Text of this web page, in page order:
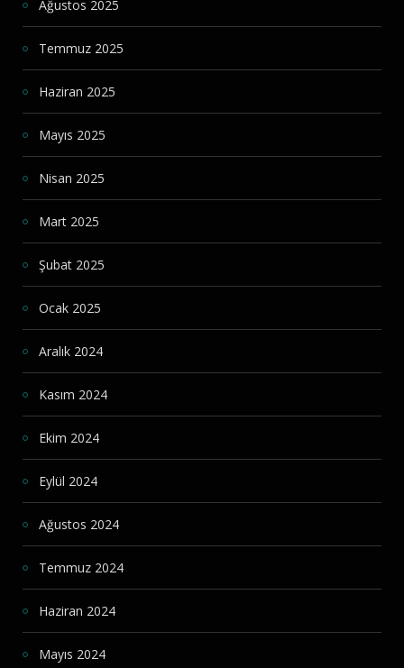
Ağustos 2025
Temmuz 2025
Haziran 2025
Mayıs 2025
Nisan 2025
Mart 2025
Şubat 2025
Ocak 2025
Aralık 2024
Kasım 2024
Ekim 2024
Eylül 2024
Ağustos 2024
Temmuz 2024
Haziran 2024
Mayıs 2024